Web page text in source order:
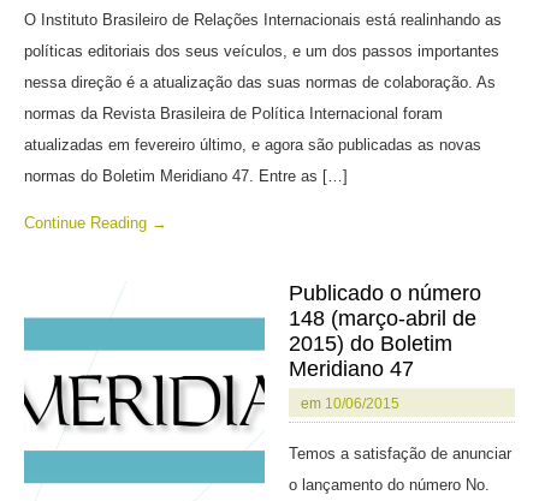
O Instituto Brasileiro de Relações Internacionais está realinhando as
políticas editoriais dos seus veículos, e um dos passos importantes
nessa direção é a atualização das suas normas de colaboração. As
normas da Revista Brasileira de Política Internacional foram
atualizadas em fevereiro último, e agora são publicadas as novas
normas do Boletim Meridiano 47. Entre as […]
Continue Reading →
Publicado o número
148 (março-abril de
2015) do Boletim
Meridiano 47
em 10/06/2015
Temos a satisfação de anunciar
o lançamento do número No.